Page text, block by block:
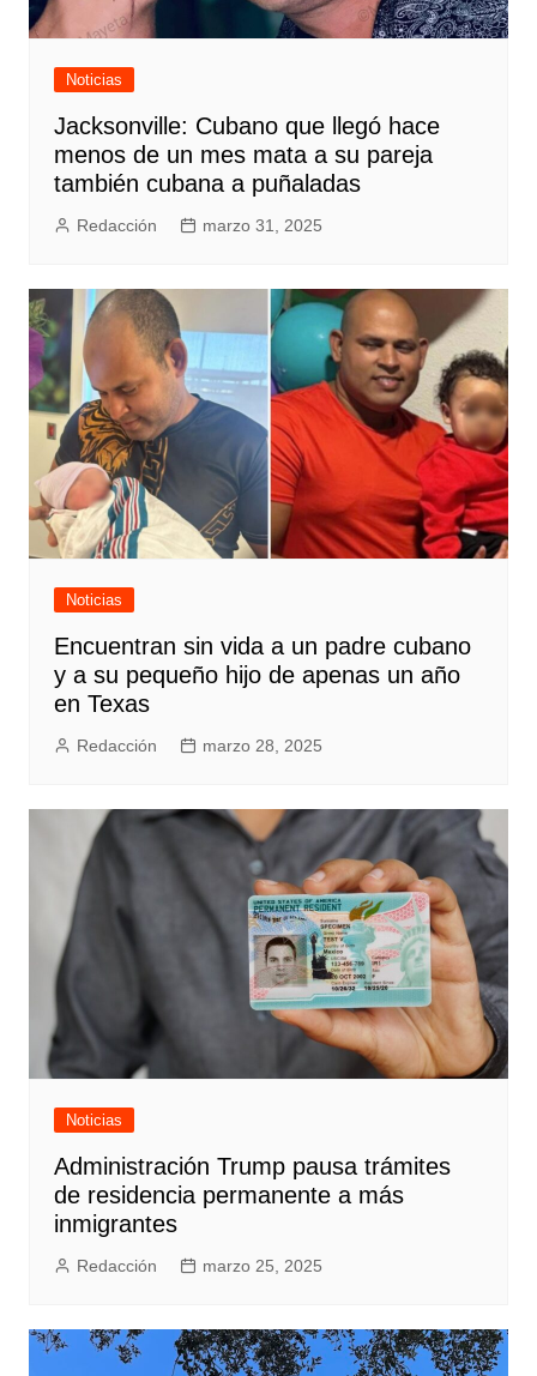
Noticias
Jacksonville: Cubano que llegó hace
menos de un mes mata a su pareja
también cubana a puñaladas
Redacción marzo 31, 2025
Noticias
Encuentran sin vida a un padre cubano
y a su pequeño hijo de apenas un año
en Texas
Redacción marzo 28, 2025
Noticias
Administración Trump pausa trámites
de residencia permanente a más
inmigrantes
Redacción marzo 25, 2025